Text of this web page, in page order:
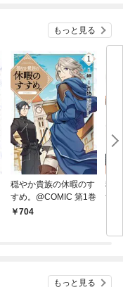
もっと見る
穏やか貴族の休暇のす
すめ。@COMIC 第1巻
704
穏
す
もっと見る